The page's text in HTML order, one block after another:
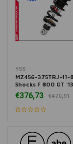
YSS
MZ456-375TRJ-11-
Shocks F 800 GT
€376,73 €470,91